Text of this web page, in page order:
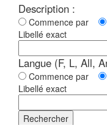
Description :
Commence par
Libellé exact
Langue (F, L, All,
Commence par
Libellé exact
Rechercher